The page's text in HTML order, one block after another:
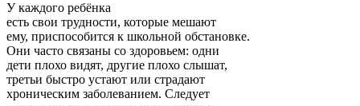
У каждого ребёнка
есть свои трудности, которые мешают
ему, приспособится к школьной обстановке.
Они часто связаны со здоровьем: одни
дети плохо видят, другие плохо слышат,
третьи быстро устают или страдают
хроническим заболеванием. Следует